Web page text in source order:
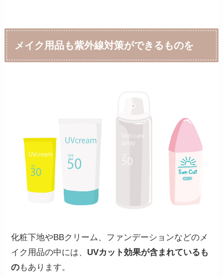
メイク用品も紫外線対策ができるものを
化粧下地やBBクリーム、ファンデーションなどのメ
イク用品の中には、 UVカット効果が含まれているも
のもあります。